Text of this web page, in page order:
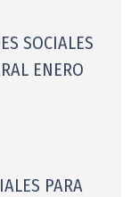
SOCIALES
ENERO
PARA